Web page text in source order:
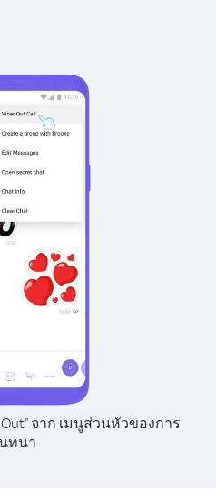
จาก เมนูส่วนหัวของการ
ทนา